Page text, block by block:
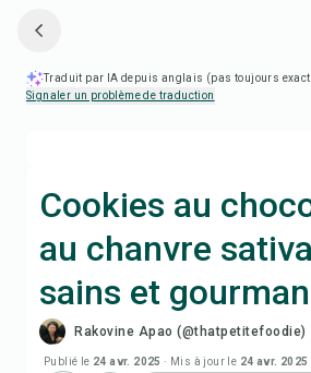
Traduit par IA depuis anglais (pas toujours
Signaler un problème de traduction
Cookies au
au chanvre
sains et
Rakovine Apao (@thatpetitefoodie)
Publié le 24 avr. 2025 · Mis à jour le 24 avr. 2025
Cuisiner avec